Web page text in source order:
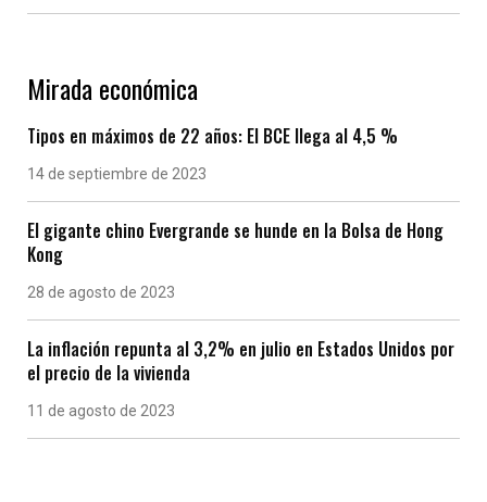
Mirada económica
Tipos en máximos de 22 años: El BCE llega al 4,5 %
14 de septiembre de 2023
El gigante chino Evergrande se hunde en la Bolsa de Hong
Kong
28 de agosto de 2023
La inflación repunta al 3,2% en julio en Estados Unidos por
el precio de la vivienda
11 de agosto de 2023